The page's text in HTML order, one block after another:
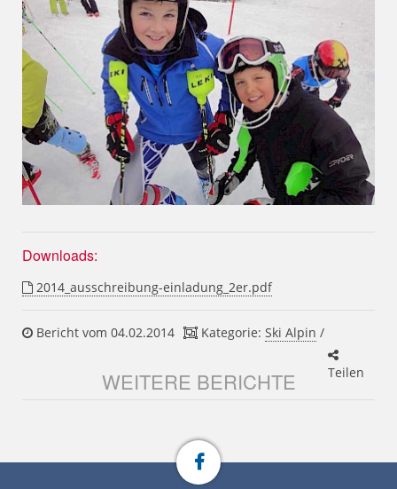
Downloads:
2014_ausschreibung-einladung_2er.pdf
Bericht vom 04.02.2014 Kategorie: Ski Alpin /
Teilen
WEITERE BERICHTE